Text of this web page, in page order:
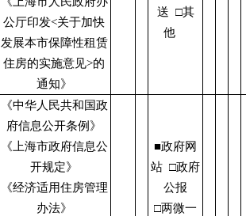
公厅印发<关于加快
发展本市保障性租赁
住房的实施意见>的
通知》
送 □其
他
《中华人民共和国政
府信息公开条例》
《上海市政府信息公
开规定》
《经济适用住房管理
办法》
■政府网
站 □政府
公报
□两微一